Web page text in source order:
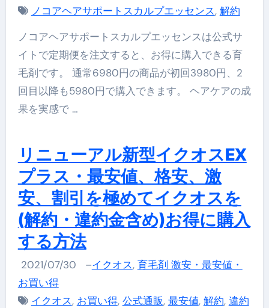
ノコアヘアサポートスカルプエッセンス, 解約
ノコアヘアサポートスカルプエッセンスは公式サ
イトで定期便を注文すると、お得に購入できる育
毛剤です。 通常6980円の商品が初回3980円、2
回目以降も5980円で購入できます。 ヘアケアの成
果を実感で …
リニューアル新型イクオスEX
プラス・最安値、格安、激
安、割引を極めてイクオスを
(解約・違約金含め)お得に購入
する方法
2021/07/30 –イクオス, 育毛剤 激安・最安値・
お買い得
イクオス, お買い得, 公式通販, 最安値, 解約, 違約